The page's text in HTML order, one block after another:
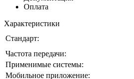
Оплата
Характеристики
Стандарт:
Частота передачи:
Применимые системы:
Мобильное приложение: